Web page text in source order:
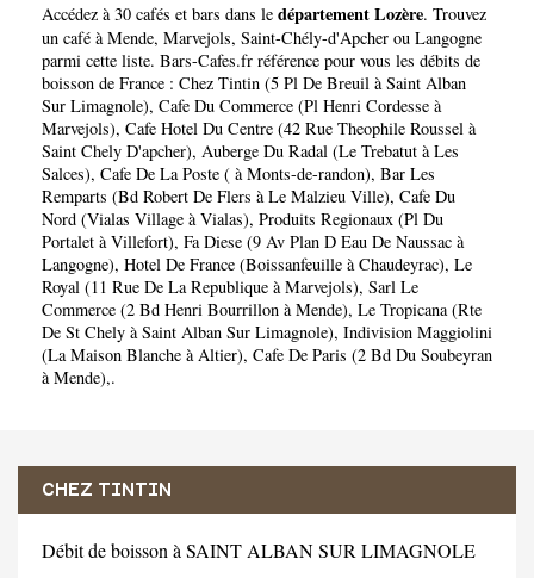
Accédez à 30 cafés et bars dans le département Lozère. Trouvez
un café àMende, Marvejols, Saint-Chély-d'Apcher ou Langogne
parmi cette liste. Bars-Cafes.fr référence pour vous les débits de
boisson de France : Chez Tintin (5 Pl De Breuil à Saint Alban
Sur Limagnole), Cafe Du Commerce (Pl Henri Cordesse à
Marvejols), Cafe Hotel Du Centre (42 Rue Theophile Roussel à
Saint Chely D'apcher), Auberge Du Radal (Le Trebatut à Les
Salces), Cafe De La Poste ( à Monts-de-randon), Bar Les
Remparts (Bd Robert De Flers à Le Malzieu Ville), Cafe Du
Nord (Vialas Village à Vialas), Produits Regionaux (Pl Du
Portalet à Villefort), Fa Diese (9 Av Plan D Eau De Naussac à
Langogne), Hotel De France (Boissanfeuille à Chaudeyrac), Le
Royal (11 Rue De La Republique à Marvejols), Sarl Le
Commerce (2 Bd Henri Bourrillon à Mende), Le Tropicana (Rte
De St Chely à Saint Alban Sur Limagnole), Indivision Maggiolini
(La Maison Blanche à Altier), Cafe De Paris (2 Bd Du Soubeyran
à Mende),.
CHEZ TINTIN
Débit de boisson à SAINT ALBAN SUR LIMAGNOLE